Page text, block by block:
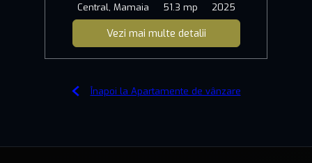
Central, Mamaia
51.3 mp 2025
Vezi mai multe detalii
Înapoi la Apartamente de vânzare